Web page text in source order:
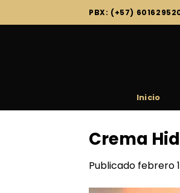
al
PBX: (+57)
Inicio
Crema
Publicado febrero